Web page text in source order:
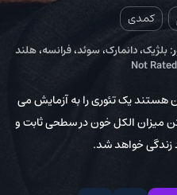
کمدی
بلژیک،دانمارک، سوئد،فرانسه،هلند
Not Rated
یک تئوری را به آزمایش می
میزان الکل خون در سطحی ثابت و
خواهد شد.